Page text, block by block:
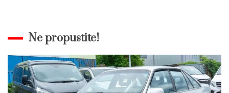
Ne propustite!